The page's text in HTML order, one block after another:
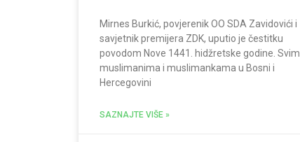
Mirnes Burkić, povjerenik OO SDA Zavidovići i
savjetnik premijera ZDK, uputio je čestitku
povodom Nove 1441. hidžretske godine. Svim
muslimanima i muslimankama u Bosni i
Hercegovini
SAZNAJTE VIŠE »